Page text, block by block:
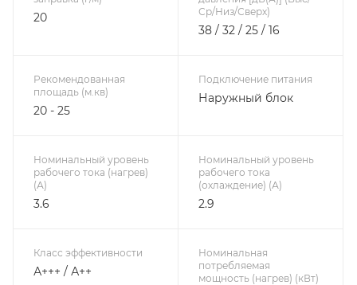
20
Ср/Низ/Сверх)
38 / 32 / 25 / 16
Рекомендованная
площадь (м.кв)
20 - 25
Подключение питания
Наружный блок
Номинальный уровень
рабочего тока (нагрев)
(А)
3.6
Номинальный уровень
рабочего тока
(охлаждение) (А)
2.9
Класс эффективности
А+++ / А++
Номинальная
потребляемая
мощность (нагрев) (кВт)